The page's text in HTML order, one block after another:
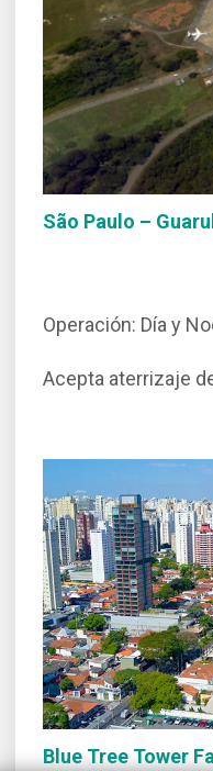
São Paulo –
Operación: Día y
Acepta aterrizaje
Blue Tree Tower